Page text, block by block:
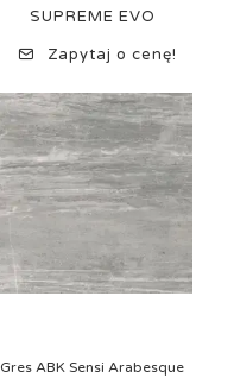
SUPREME EVO
Zapytaj o cenę!
Gres ABK Sensi Arabesque